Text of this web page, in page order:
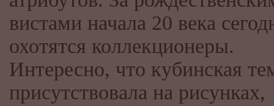
вистами начала 20 века
охотятся коллекционеры.
Интересно, что кубинская
присутствовала на рисунках,